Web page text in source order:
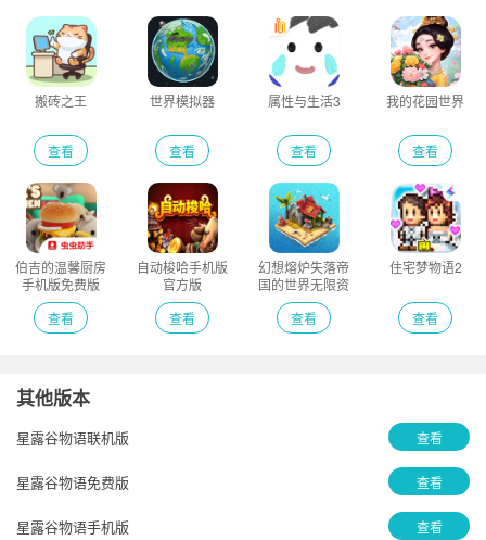
搬砖之王
查看
世界模拟器
查看
属性与生活3
查看
我的花园世界
查看
伯吉的温馨厨房
手机版免费版
查看
自动梭哈手机版
官方版
查看
幻想熔炉失落帝
国的世界无限资
源版
查看
住宅梦物语2
查看
其他版本
星露谷物语联机版 查看
星露谷物语免费版 查看
星露谷物语手机版 查看